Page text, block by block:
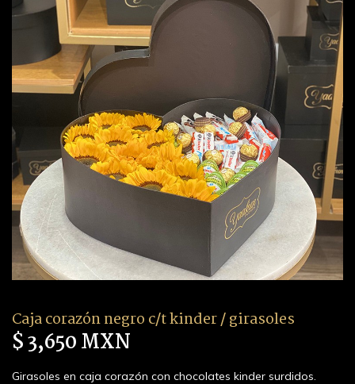
Caja corazón negro c/t kinder / girasoles
$ 3,650 MXN
Girasoles en caja corazón con chocolates kinder surdidos.